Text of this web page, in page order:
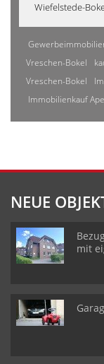
Wiefelstede-
Vreschen-Bokel
Vreschen-Bokel
Immobilienkauf
NEUE
mit